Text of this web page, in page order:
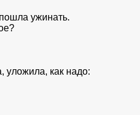
ужинать.
уложила, как надо: